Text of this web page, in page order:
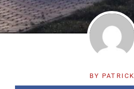
BY PATRICK